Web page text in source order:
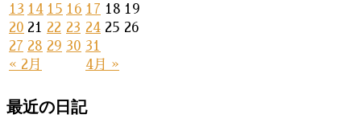
« 2月 4月 »
13 14 15 16 17 18 19
20 21 22 23 24 25 26
27 28 29 30 31
最近の日記